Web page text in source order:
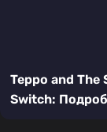
Teppo and The
Switch: